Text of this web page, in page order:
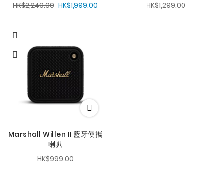
HK$1,999.00
HK$2,249.00
HK$1,299.00
Marshall Willen II 藍牙便攜
喇叭
HK$999.00